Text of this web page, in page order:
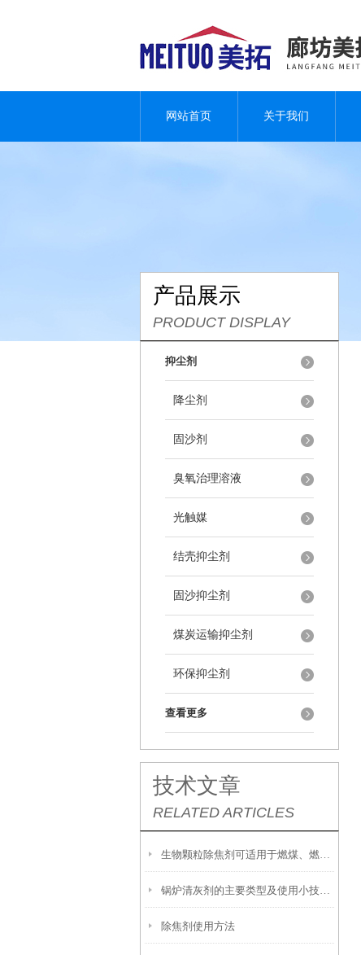
网站首页 关于我们
产品展示
PRODUCT DISPLAY
抑尘剂
降尘剂
固沙剂
臭氧治理溶液
光触媒
结壳抑尘剂
固沙抑尘剂
煤炭运输抑尘剂
环保抑尘剂
查看更多
技术文章
RELATED ARTICLES
生物颗粒除焦剂可适用于燃煤、燃油及生物质混燃锅炉的定期除焦
锅炉清灰剂的主要类型及使用小技巧分享
除焦剂使用方法